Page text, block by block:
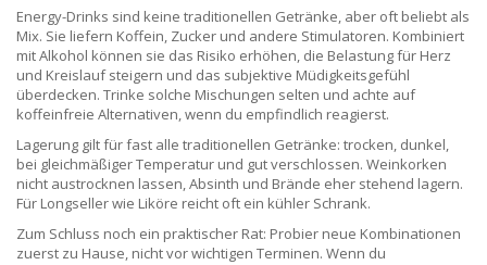
Energy-Drinks sind keine traditionellen Getränke, aber oft beliebt als
Mix. Sie liefern Koffein, Zucker und andere Stimulatoren. Kombiniert
mit Alkohol können sie das Risiko erhöhen, die Belastung für Herz
und Kreislauf steigern und das subjektive Müdigkeitsgefühl
überdecken. Trinke solche Mischungen selten und achte auf
koffeinfreie Alternativen, wenn du empfindlich reagierst.
Lagerung gilt für fast alle traditionellen Getränke: trocken, dunkel,
bei gleichmäßiger Temperatur und gut verschlossen. Weinkorken
nicht austrocknen lassen, Absinth und Brände eher stehend lagern.
Für Longseller wie Liköre reicht oft ein kühler Schrank.
Zum Schluss noch ein praktischer Rat: Probier neue Kombinationen
zuerst zu Hause, nicht vor wichtigen Terminen. Wenn du